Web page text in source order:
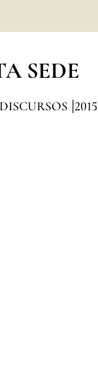
SEDE
DISCURSOS 2015